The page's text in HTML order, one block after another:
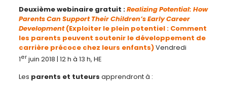
Deuxième webinaire gratuit :Realizing Potential: How
Parents Can Support Their Children’s Early Career
Development(Exploiter le plein potentiel : Comment
les parents peuvent soutenir le développement de
carrière précoce chez leurs enfants)Vendredi
1erjuin 2018 | 12 h à 13 h, HE
Les parents et tuteurs apprendront à :